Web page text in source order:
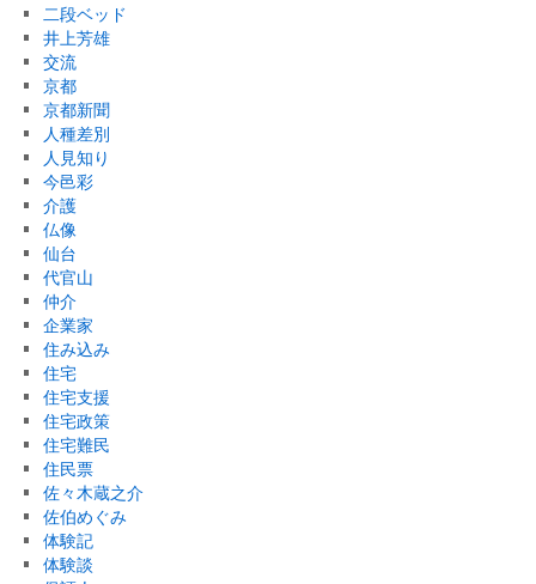
二段ベッド
井上芳雄
交流
京都
京都新聞
人種差別
人見知り
今邑彩
介護
仏像
仙台
代官山
仲介
企業家
住み込み
住宅
住宅支援
住宅政策
住宅難民
住民票
佐々木蔵之介
佐伯めぐみ
体験記
体験談